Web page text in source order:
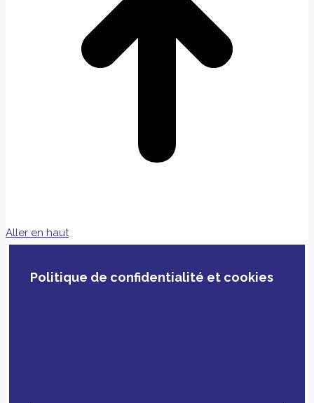
Aller en haut
Politique de confidentialité et cookies